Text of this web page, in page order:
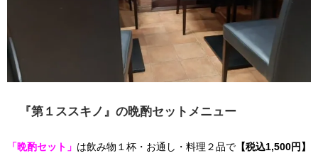
『第１ススキノ』の晩酌セットメニュー
「晩酌セット」 は飲み物１杯・お通し・料理２品で 【税込1,500円】